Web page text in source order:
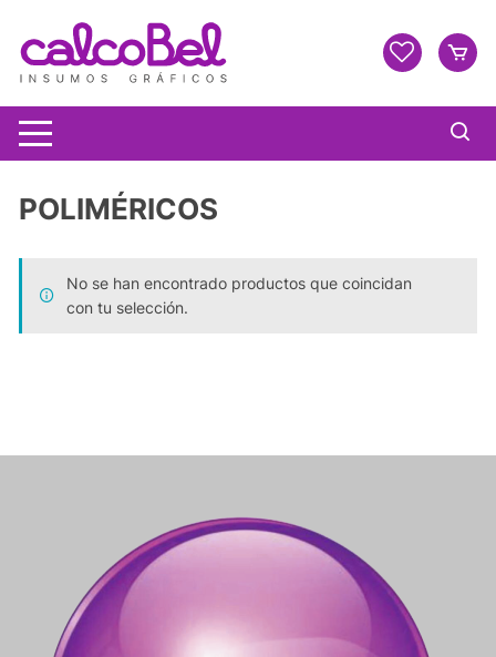
POLIMÉRICOS
No se han encontrado productos que coincidan
con tu selección.